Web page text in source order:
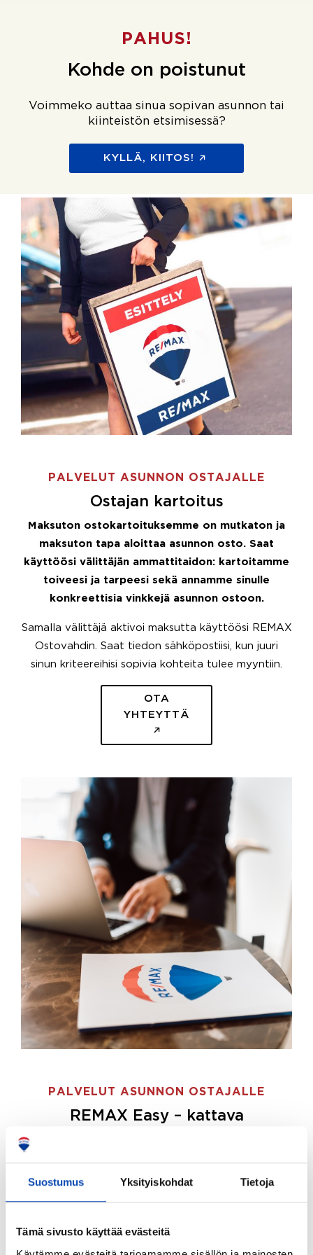
Suostumus Yksityiskohdat Tietoja
Tämä sivusto käyttää evästeitä
PAHUS!
Kohde on poistunut
Voimmeko auttaa sinua sopivan asunnon tai
kiinteistön etsimisessä?
KYLLÄ, KIITOS!
PALVELUT ASUNNON OSTAJALLE
Ostajan kartoitus
Maksuton ostokartoituksemme on mutkaton ja
maksuton tapa aloittaa asunnon osto. Saat
käyttöösi välittäjän ammattitaidon: kartoitamme
toiveesi ja tarpeesi sekä annamme sinulle
konkreettisia vinkkejä asunnon ostoon.
Samalla välittäjä aktivoi maksutta käyttöösi REMAX
Ostovahdin. Saat tiedon sähköpostiisi, kun juuri
sinun kriteereihisi sopivia kohteita tulee myyntiin.
OTA
YHTEYTTÄ
PALVELUT ASUNNON OSTAJALLE
REMAX Easy – kattava
ostajille.
Tee ostotoimeksianto ja etsimme juuri